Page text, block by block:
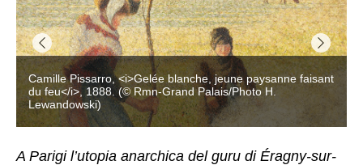
Camille Pissarro, <i>Gelée blanche, jeune paysanne faisant
du feu</i>, 1888. (© Rmn-Grand Palais/Photo H.
Lewandowski)
A Parigi l’utopia anarchica del guru di Éragny-sur-